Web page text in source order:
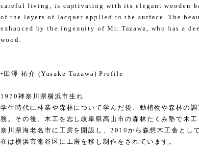
careful living, is captivating with its elegant wooden
of the layers of lacquer applied to the surface. The
enhanced by the ingenuity of Mr. Tazawa, who has a
wood.
▪️田澤 祐介 (Yusuke Tazawa) Profile
1970神奈川県横浜市生れ
学生時代に林業や森林について学んだ後、動植物や森林の
務。その後、木工を志し岐阜県高山市の森林たくみ塾で木
奈川県海老名市に工房を開設し、2010から森想木工舎とし
在は横浜市瀬谷区に工房を移し制作をされています。